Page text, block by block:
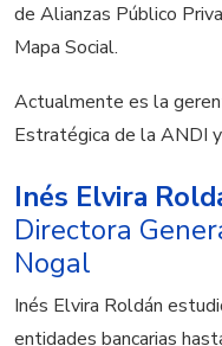
de Alianzas Público
Mapa Social.
Actualmente es la
Estratégica de la ANDI
Inés Elvira
Directora
Nogal
Inés Elvira Roldán
entidades bancarias